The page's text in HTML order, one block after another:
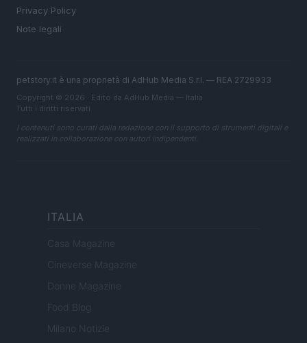
Privacy Policy
Note legali
petstory.it è una proprietà di AdHub Media S.r.l. — REA 2729933
Copyright © 2026 · Edito da AdHub Media — Italia
Tutti i diritti riservati
I contenuti sono curati dalla redazione con il supporto di strumenti digitali e
realizzati in collaborazione con autori indipendenti.
ITALIA
Casa Magazine
Cineverse Magazine
Donne Magazine
Food Blog
Milano Notizie